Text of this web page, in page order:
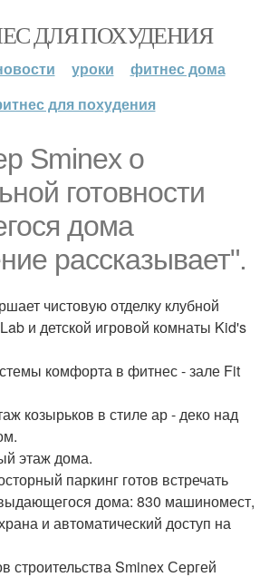
ДЛЯ ПОХУДЕНИЯ
уроки
фитнес дома
для похудения
Sminex о
готовности
дома
рассказывает".
чистовую отделку клубной
и детской игровой комнаты Kid's
комфорта в фитнес - зале Fit
козырьков в стиле ар - деко над
этаж дома.
паркинг готов встречать
дома: 830 машиномест,
и автоматический доступ на
строительства Sminex Сергей